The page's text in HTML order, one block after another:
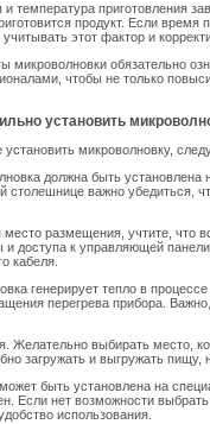
и температура приготовления
продукт. Если время
этот фактор и
обязательно
чтобы не только
установить
микроволновку,
должна быть
столешнице важно убедиться,
размещения, учтите, что
и доступа к управляющей
кабеля.
генерирует тепло в
перегрева прибора.
Желательно выбирать место,
загружать и выгружать пищу,
быть установлена на
Если нет возможности
использования.